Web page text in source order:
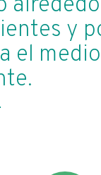
y
el medio